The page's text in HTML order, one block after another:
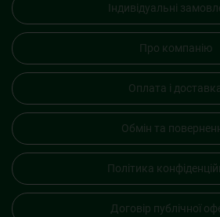
Індивідуальні
Про компанію
Оплата і доставка
Обмін та
Політика
Договір публічної